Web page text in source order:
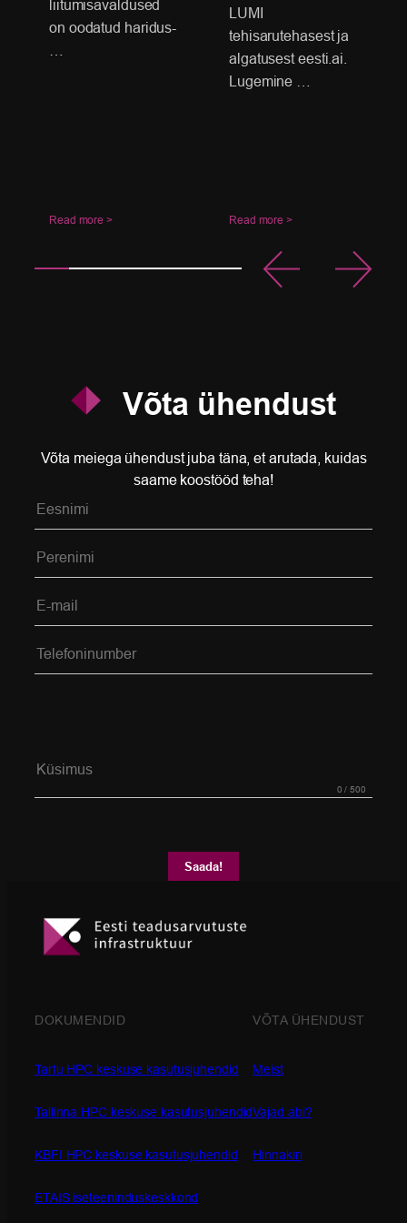
liitumisavaldused
on oodatud haridus-
Read more >
LUMI
tehisarutehasest ja
algatusest eesti.ai.
Lugemine …
Read more >
Võta ühendust
Võta meiega ühendust juba täna, et arutada, kuidas
saame koostööd teha!
Please leave this field empty.
0 / 500
DOKUMENDID
Tartu HPC keskuse kasutusjuhendid
Tallinna HPC keskuse kasutusjuhendid
KBFI HPC keskuse kasutusjuhendid
ETAIS iseteeninduskeskkond
VÕTA ÜHENDUST
Meist
Vajad abi?
Hinnakiri